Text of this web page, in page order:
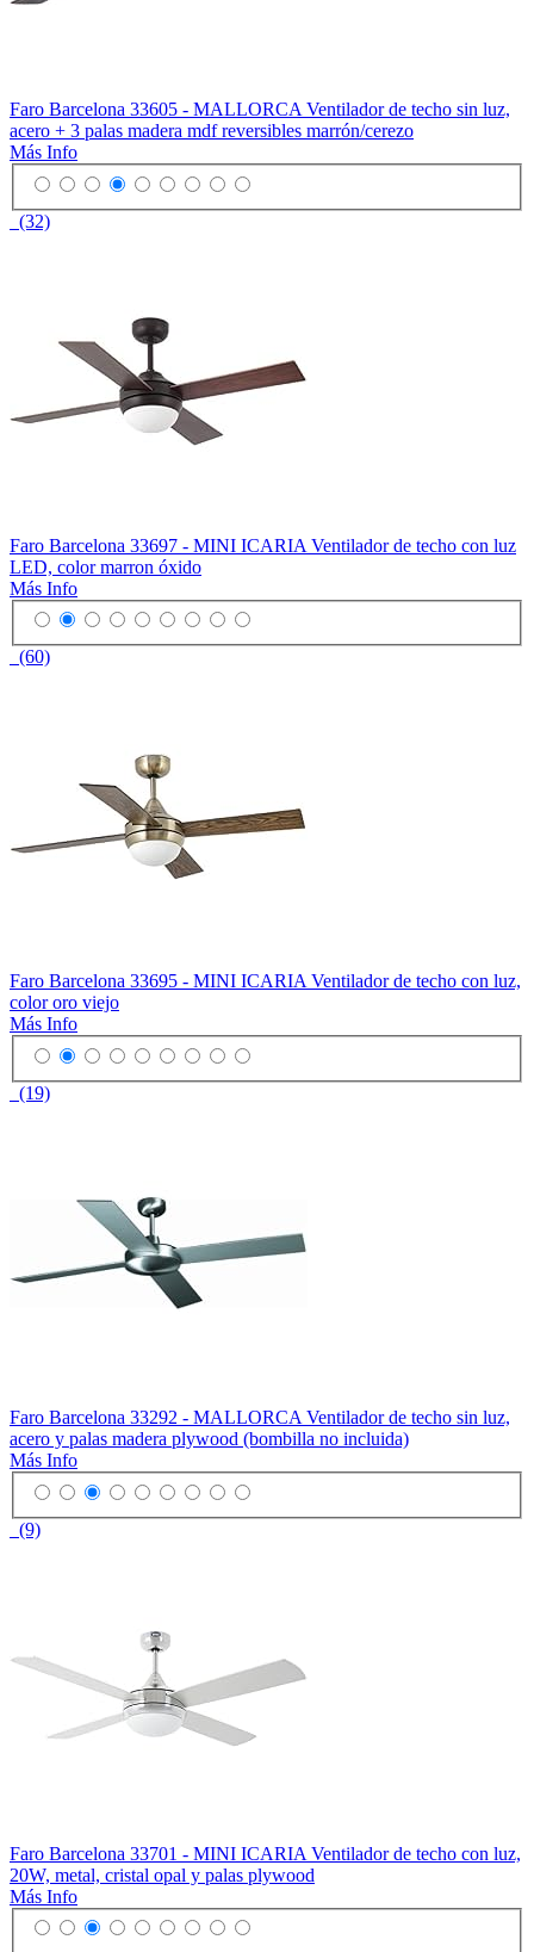
Faro Barcelona 33605 - MALLORCA Ventilador de techo sin luz,
acero + 3 palas madera mdf reversibles marrón/cerezo
Más Info
(32)
Faro Barcelona 33697 - MINI ICARIA Ventilador de techo con luz
LED, color marron óxido
Más Info
(60)
Faro Barcelona 33695 - MINI ICARIA Ventilador de techo con luz,
color oro viejo
Más Info
(19)
Faro Barcelona 33292 - MALLORCA Ventilador de techo sin luz,
acero y palas madera plywood (bombilla no incluida)
Más Info
(9)
Faro Barcelona 33701 - MINI ICARIA Ventilador de techo con luz,
20W, metal, cristal opal y palas plywood
Más Info